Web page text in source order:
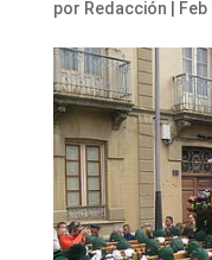
por Redacción Feb